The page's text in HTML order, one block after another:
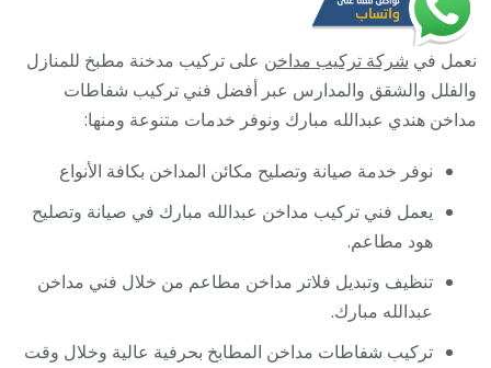
نعمل في شركة تركيب مداخن على تركيب مدخنة مطبخ للمنازل
والفلل والشقق والمدارس عبر أفضل فني تركيب شفاطات
مداخن هندي عبدالله مبارك ونوفر خدمات متنوعة ومنها:
نوفر خدمة صيانة وتصليح مكائن المداخن بكافة الأنواع
يعمل فني تركيب مداخن عبدالله مبارك في صيانة وتصليح
هود مطاعم.
تنظيف وتبديل فلاتر مداخن مطاعم من خلال فني مداخن
عبدالله مبارك.
تركيب شفاطات مداخن المطابخ بحرفية عالية وخلال وقت